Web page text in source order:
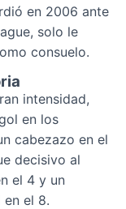
en 2006 ante
solo le
consuelo.
intensidad,
en los
cabezazo en el
decisivo al
el 4 y un
el 8.